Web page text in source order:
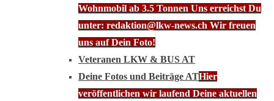
Wohnmobil ab 3.5 Tonnen Uns erreichst Du
unter: redaktion@lkw-news.ch Wir freuen
uns auf Dein Foto!
Veteranen LKW & BUS AT
Deine Fotos und Beiträge ATHier
veröffentlichen wir laufend Deine aktuellen